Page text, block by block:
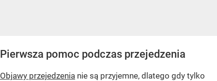
Pierwsza pomoc podczas przejedzenia
Objawy przejedzenia nie są przyjemne, dlatego gdy tylko